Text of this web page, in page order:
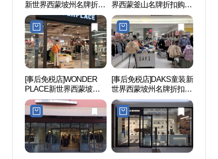
新世界西蒙坡州名牌折扣
购物中心(파타고니아 신
세계사이먼프리미엄아울
렛 파주점)
界西蒙釜山名牌折扣购物
中心坡州店(에스티듀퐁
신세계사이먼프리미엄아
울렛 파주점)
[事后免税店]WONDER
PLACE新世界西蒙坡州
名牌折扣购物中心(원더
플레이스 신세계사이먼
프리미엄아울렛 파주점)
[事后免税店]DAKS童装新
世界西蒙坡州名牌折扣购
物中心(닥스키즈 신세계
사이먼프리미엄아울렛
파주점)